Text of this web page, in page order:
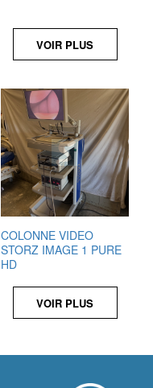
VOIR PLUS
COLONNE VIDEO
STORZ IMAGE 1 PURE
HD
VOIR PLUS